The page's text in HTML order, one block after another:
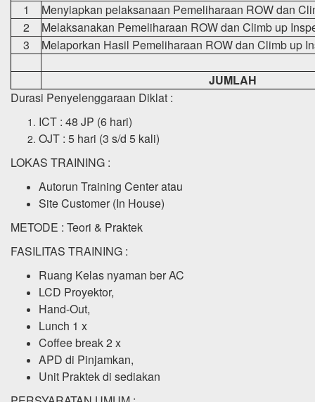
1
Menyiapkan pelaksanaan Pemeliharaan ROW dan
2
Melaksanakan Pemeliharaan ROW dan Climb up
3
Melaporkan Hasil Pemeliharaan ROW dan Climb up
JUMLAH
Durasi Penyelenggaraan Diklat :
ICT : 48 JP (6 hari)
OJT : 5 hari (3 s/d 5 kali)
LOKAS TRAINING :
Autorun Training Center atau
Site Customer (In House)
METODE : Teori & Praktek
FASILITAS TRAINING :
Ruang Kelas nyaman ber AC
LCD Proyektor,
Hand-Out,
Lunch 1 x
Coffee break 2 x
APD di Pinjamkan,
Unit Praktek di sediakan